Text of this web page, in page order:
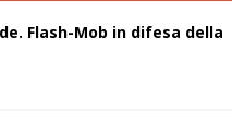
Flash-Mob in difesa della